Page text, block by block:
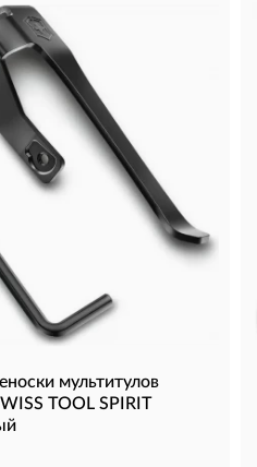
мультитулов
TOOL SPIRIT